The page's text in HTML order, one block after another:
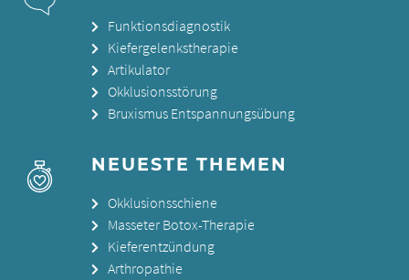
Funktionsdiagnostik
Kiefergelenkstherapie
Artikulator
Okklusionsstörung
Bruxismus Entspannungsübung
NEUESTE THEMEN
Okklusionsschiene
Masseter Botox-Therapie
Kieferentzündung
Arthropathie